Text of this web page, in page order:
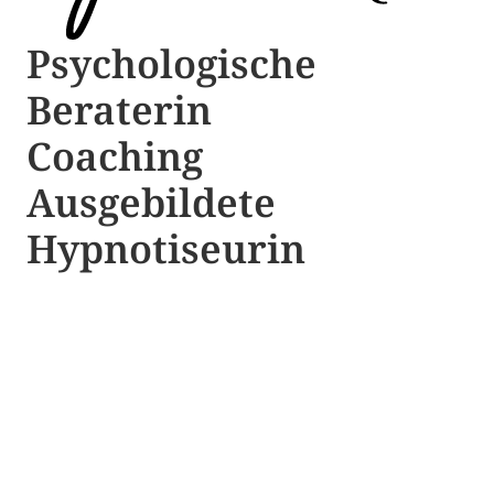
Psychologische ​​
Beraterin
Coaching
Ausgebildete​ ​
Hypnotiseurin